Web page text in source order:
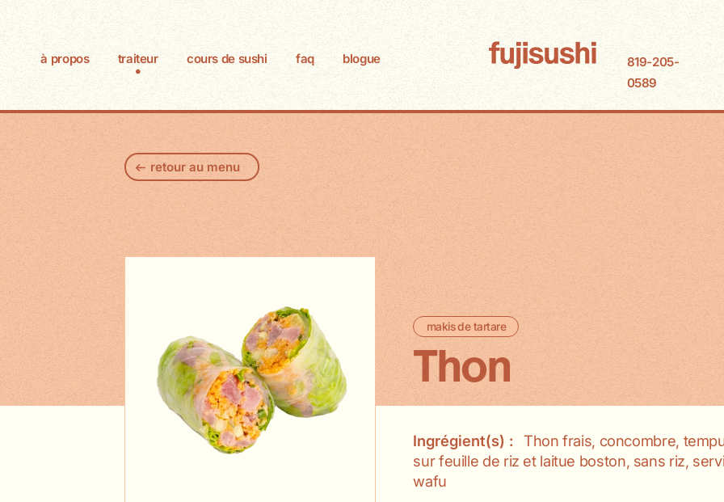
à propos traiteur cours de sushi faq blogue
819-205-
0589
retour au menu
makis de tartare
Thon
Ingrégient(s) :
Thon frais, concombre,
sur feuille de riz et laitue boston, sans riz,
wafu